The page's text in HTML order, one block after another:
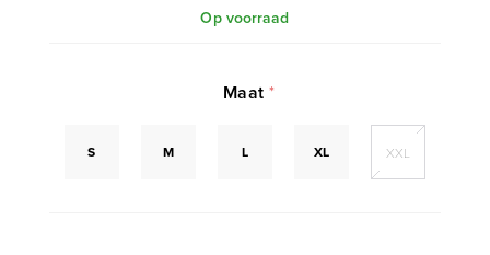
Op voorraad
Maat*
S M L XL XXL